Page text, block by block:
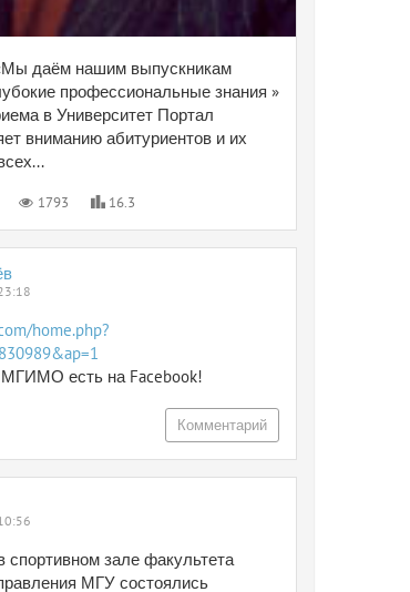
даём нашим выпускникам
профессиональные знания »
в Университет Портал
вниманию абитуриентов и их
1793 16.3
home.php?
есть на Facebook!
Комментарий
спортивном зале факультета
МГУ состоялись